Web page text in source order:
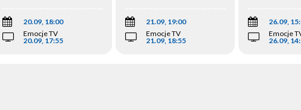
20.09, 18:00
Emocje TV
20.09, 17:55
21.09, 19:00
Emocje TV
21.09, 18:55
26.09,
Emocje
26.09,